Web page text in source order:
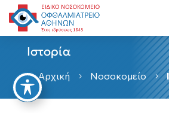
Ιστορία
 Αρχική 5 Νοσοκομείο 5